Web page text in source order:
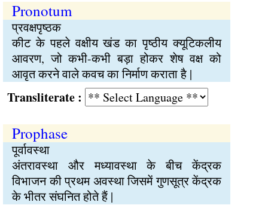
Pronotum
प्रवक्षपृष्ठक
कीट के पहले वक्षीय खंड का पृष्ठीय क्यूटिकलीय
आवरण, जो कभी-कभी बड़ा होकर शेष वक्ष को
आवृत करने वाले कवच का निर्माण कराता है |
:
Prophase
पूर्वावस्था
अंतरावस्था और मध्यावस्था के बीच केंद्रक
विभाजन की प्रथम अवस्था जिसमें गुणसूत्र केंद्रक
के भीतर संघनित होते हैं |